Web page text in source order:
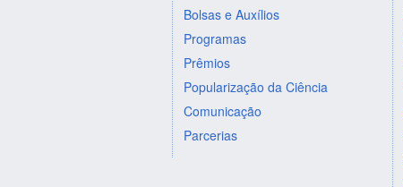
Bolsas e Auxílios
Programas
Prêmios
Popularização da Ciência
Comunicação
Parcerias